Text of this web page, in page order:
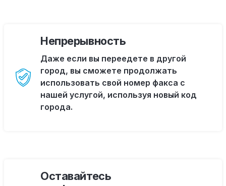
Непрерывность
Даже если вы переедете в другой
город, вы сможете продолжать
использовать свой номер факса с
нашей услугой, используя новый код
города.
Оставайтесь